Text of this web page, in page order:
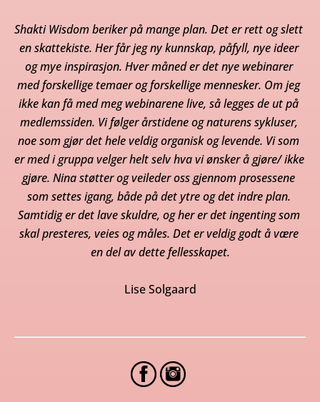
Shakti Wisdom beriker på mange plan. Det er rett og slett
en skattekiste. Her får jeg ny kunnskap, påfyll, nye ideer
og mye inspirasjon. Hver måned er det nye webinarer
med forskellige temaer og forskellige mennesker. Om jeg
ikke kan få med meg webinarene live, så legges de ut på
medlemssiden. Vi følger årstidene og naturens sykluser,
noe som gjør det hele veldig organisk og levende. Vi som
er med i gruppa velger helt selv hva vi ønsker å gjøre/ ikke
gjøre. Nina støtter og veileder oss gjennom prosessene
som settes igang, både på det ytre og det indre plan.
Samtidig er det lave skuldre, og her er det ingenting som
skal presteres, veies og måles. Det er veldig godt å være
en del av dette fellesskapet.
Lise Solgaard